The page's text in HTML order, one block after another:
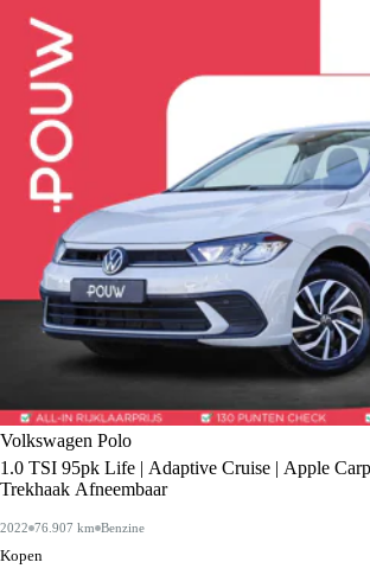
Volkswagen Polo
1.0 TSI 95pk Life | Adaptive Cruise | Apple
Trekhaak Afneembaar
2022 76.907 km Benzine
Kopen